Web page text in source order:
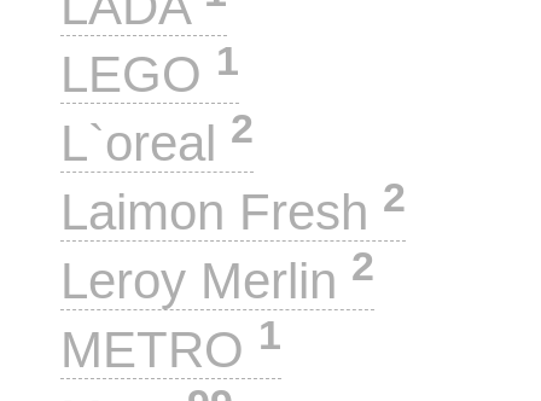
LEGO 1
L`oreal 2
Laimon Fresh 2
Leroy Merlin 2
METRO 1